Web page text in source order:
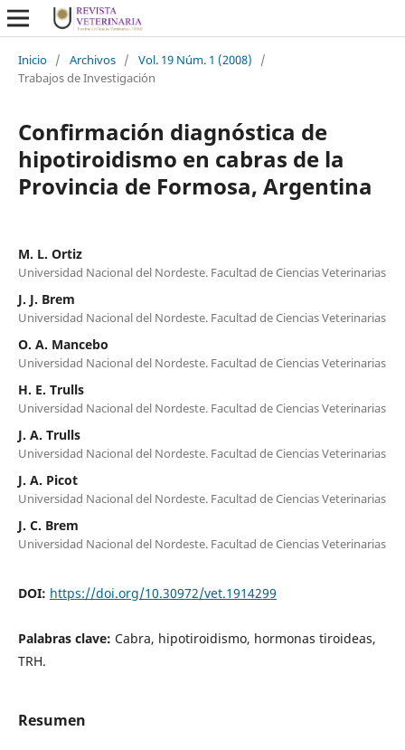
Inicio / Archivos / Vol. 19 Núm. 1 (2008)
/
Trabajos de Investigación
Confirmación diagnóstica de
hipotiroidismo en cabras de la
Provincia de Formosa, Argentina
M. L. Ortiz
Universidad Nacional del Nordeste. Facultad de Ciencias Veterinarias
J. J. Brem
Universidad Nacional del Nordeste. Facultad de Ciencias Veterinarias
O. A. Mancebo
Universidad Nacional del Nordeste. Facultad de Ciencias Veterinarias
H. E. Trulls
Universidad Nacional del Nordeste. Facultad de Ciencias Veterinarias
J. A. Trulls
Universidad Nacional del Nordeste. Facultad de Ciencias Veterinarias
J. A. Picot
Universidad Nacional del Nordeste. Facultad de Ciencias Veterinarias
J. C. Brem
Universidad Nacional del Nordeste. Facultad de Ciencias Veterinarias
DOI: https://doi.org/10.30972/vet.1914299
Palabras clave: Cabra, hipotiroidismo, hormonas tiroideas,
TRH.
Resumen